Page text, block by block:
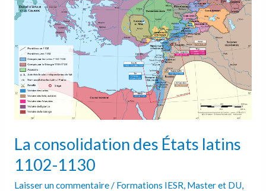
La consolidation des États latins
1102-1130
Laisser un commentaire/ Formations IESR, Master et DU,
États
latins
1130